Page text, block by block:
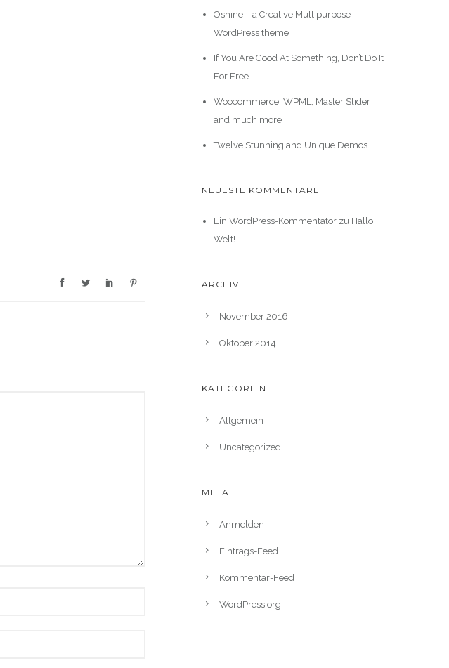
Oshine – a Creative Multipurpose
WordPress theme
If You Are Good At Something, Don’t Do It
For Free
Woocommerce, WPML, Master Slider
and much more
Twelve Stunning and Unique Demos
NEUESTE KOMMENTARE
Ein WordPress-Kommentatorzu Hallo
Welt!
ARCHIV
November 2016
Oktober 2014
KATEGORIEN
Allgemein
Uncategorized
META
Anmelden
Eintrags-Feed
Kommentar-Feed
WordPress.org